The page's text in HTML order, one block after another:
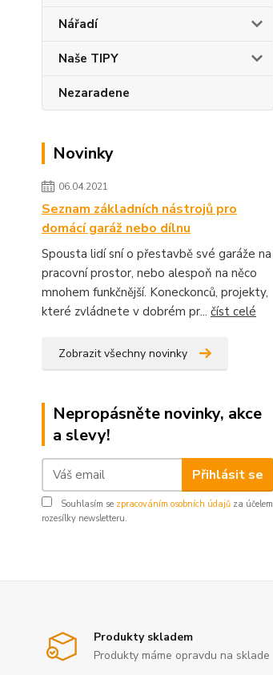
Nářadí
Naše TIPY
Nezaradene
Novinky
06.04.2021
Seznam základních nástrojů pro
domácí garáž nebo dílnu
Spousta lidí sní o přestavbě své garáže na
pracovní prostor, nebo alespoň na něco
mnohem funkčnější. Koneckonců, projekty,
které zvládnete v dobrém pr... číst celé
Zobrazit všechny novinky
Nepropásněte novinky, akce
a slevy!
Přihlásit se
Souhlasím se zpracováním osobních údajů za účelem
rozesílky newsletteru.
Produkty skladem
Produkty máme opravdu na sklade